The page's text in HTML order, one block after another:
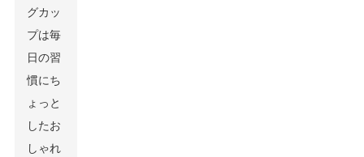
グカッ
プは毎
日の習
慣にち
ょっと
したお
しゃれ